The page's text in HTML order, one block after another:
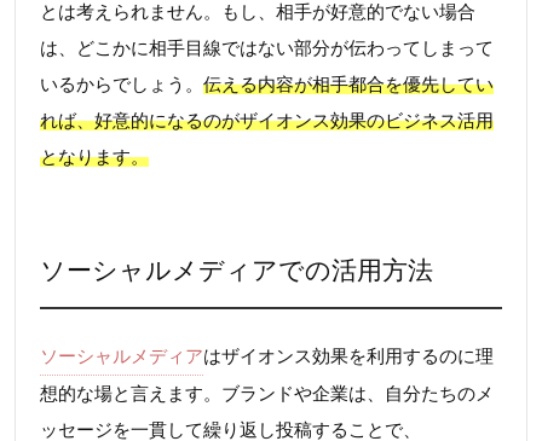
とは考えられません。もし、相手が好意的でない場合
は、どこかに相手目線ではない部分が伝わってしまって
いるからでしょう。 伝える内容が相手都合を優先してい
れば、好意的になるのがザイオンス効果のビジネス活用
となります。
ソーシャルメディアでの活用方法
ソーシャルメディアはザイオンス効果を利用するのに理
想的な場と言えます。ブランドや企業は、自分たちのメ
ッセージを一貫して繰り返し投稿することで、